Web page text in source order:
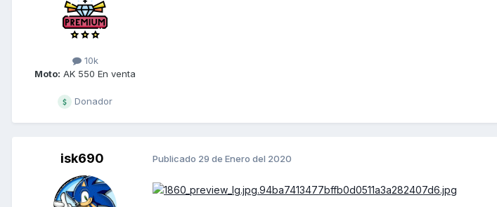
10k
Moto: AK 550 En venta
Donador
isk690 Publicado 29 de Enero del 2020